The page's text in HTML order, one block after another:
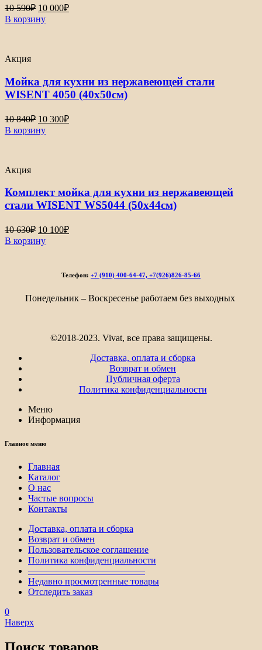
10 590₽ Первоначальная
цена
составляла
10 000₽Текущая
В корзину
Акция
Мойка для кухни из нержавеющей стали
WISENT 4050 (40х50см)
10 840₽ Первоначальная
цена
составляла
10 300₽Текущая
В корзину
Акция
Комплект мойка для кухни из нержавеющей
стали WISENT WS5044 (50х44см)
10 630₽ Первоначальная
цена
составляла
10 100₽Текущая
В корзину
Телефон: +7 (910) 400-64-47, +7(926)826-85-66
Понедельник – Воскресенье работаем без выходных
©2018-2023. Vivat, все права защищены.
Доставка, оплата и сборка
Возврат и обмен
Публичная оферта
Политика конфиденциальности
Меню
Информация
Главное меню
Главная
Каталог
О нас
Частые вопросы
Контакты
Доставка, оплата и сборка
Возврат и обмен
Пользовательское соглашение
Политика конфиденциальности
————————————–
Недавно просмотренные товары
Отследить заказ
0
Наверх
Поиск товаров